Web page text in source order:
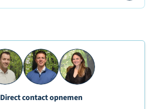
Direct contact opnemen